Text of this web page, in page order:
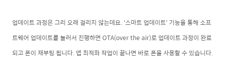
업데이트 과정은 그리 오래 걸리지 않는데요. '스마트 업데이트' 기능을 통해 소프
트웨어 업데이트를 눌러서 진행하면 OTA(over the air)로 업데이트 과정이 완료
되고 폰이 재부팅 됩니다. 앱 최적화 작업이 끝나면 바로 폰을 사용할 수 있습니다.